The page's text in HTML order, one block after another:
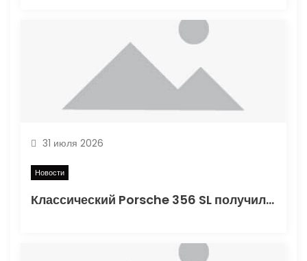
31 июля 2026
Новости
Классический Porsche 356 SL получил вторую жизнь